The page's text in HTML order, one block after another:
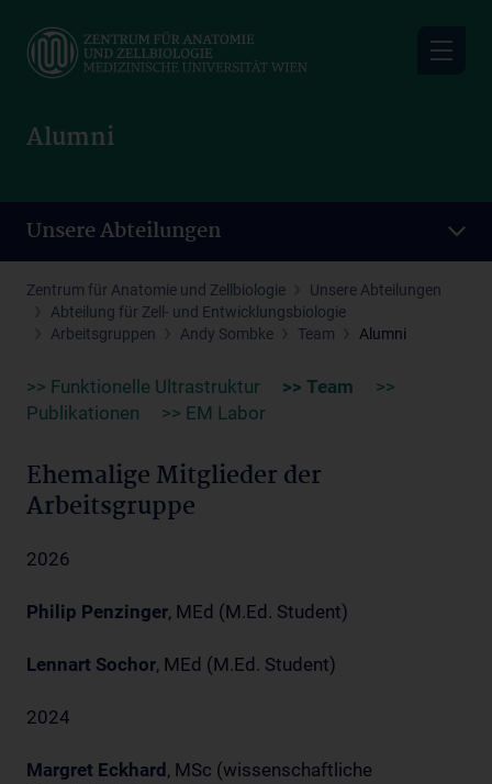
main
Alumni
Unsere Abteilungen
Zentrum für Anatomie und Zellbiologie
Unsere Abteilungen
Abteilung für Zell- und Entwicklungsbiologie
Arbeitsgruppen
Andy Sombke Team Alumni
>> Funktionelle Ultrastruktur >> Team
>>
Publikationen
>> EM Labor
Ehemalige Mitglieder der
Arbeitsgruppe
2026
Philip Penzinger, MEd (M.Ed. Student)
Lennart Sochor, MEd (M.Ed. Student)
2024
Margret Eckhard , MSc (wissenschaftliche